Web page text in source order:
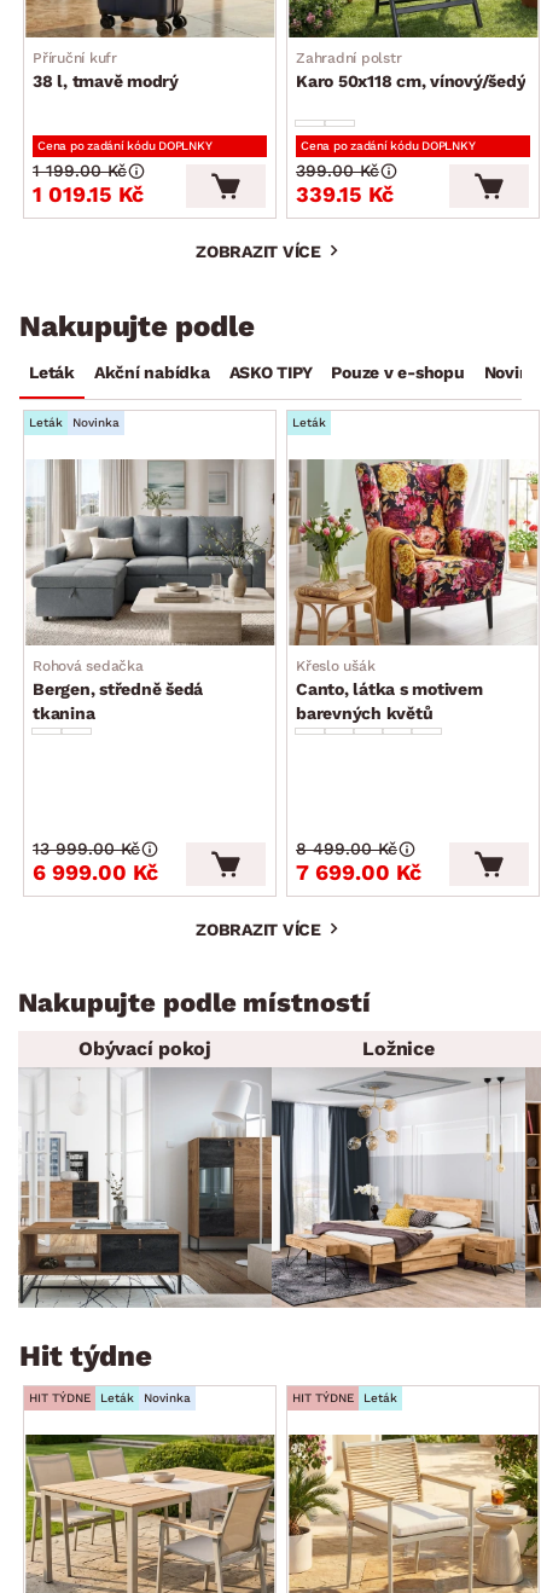
Příruční kufr
38 l, tmavě modrý
Cena po zadání kódu DOPLNKY
1 019.15 Kč
1 199.00 Kč
Zahradní polstr
Karo 50x118 cm, vínový/šedý
Cena po zadání kódu DOPLNKY
339.15 Kč
399.00 Kč
ZOBRAZIT VÍCE
Nakupujte podle
Leták Akční nabídka ASKO TIPY Pouze v e-shopu
Leták Novinka
Rohová sedačka
Bergen, středně šedá
tkanina
6 999.00 Kč
13 999.00 Kč
Leták
Křeslo ušák
Canto, látka s motivem
barevných květů
7 699.00 Kč
8 499.00 Kč
ZOBRAZIT VÍCE
Nakupujte podle místností
Obývací pokoj Ložnice
Hit týdne
HIT TÝDNE Leták Novinka HIT TÝDNE Leták